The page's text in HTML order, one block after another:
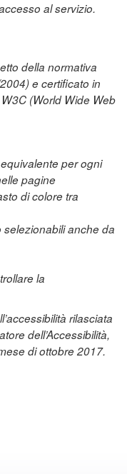
al servizio.
della normativa
e certificato in
(World Wide Web
per ogni
pagine
di colore tra
anche da
la
rilasciata
dell’Accessibilità,
di ottobre 2017.